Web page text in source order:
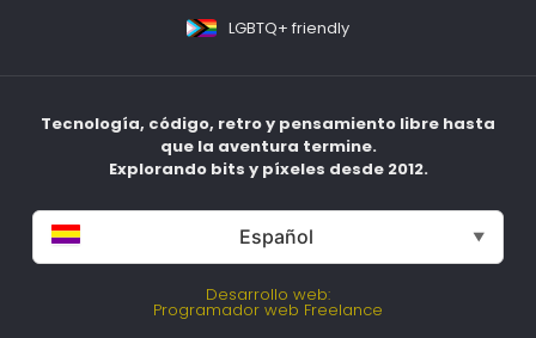
LGBTQ+ friendly
Tecnología, código, retro y pensamiento libre hasta
que la aventura termine.
Explorando bits y píxeles desde 2012.
Español ▼
Desarrollo web:
Programador web Freelance